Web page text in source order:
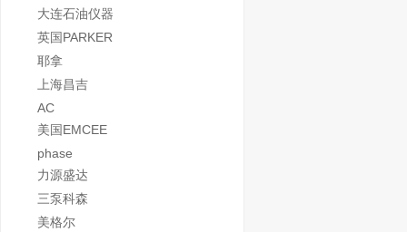
大连石油仪器
英国PARKER
耶拿
上海昌吉
AC
美国EMCEE
phase
力源盛达
三泵科森
美格尔